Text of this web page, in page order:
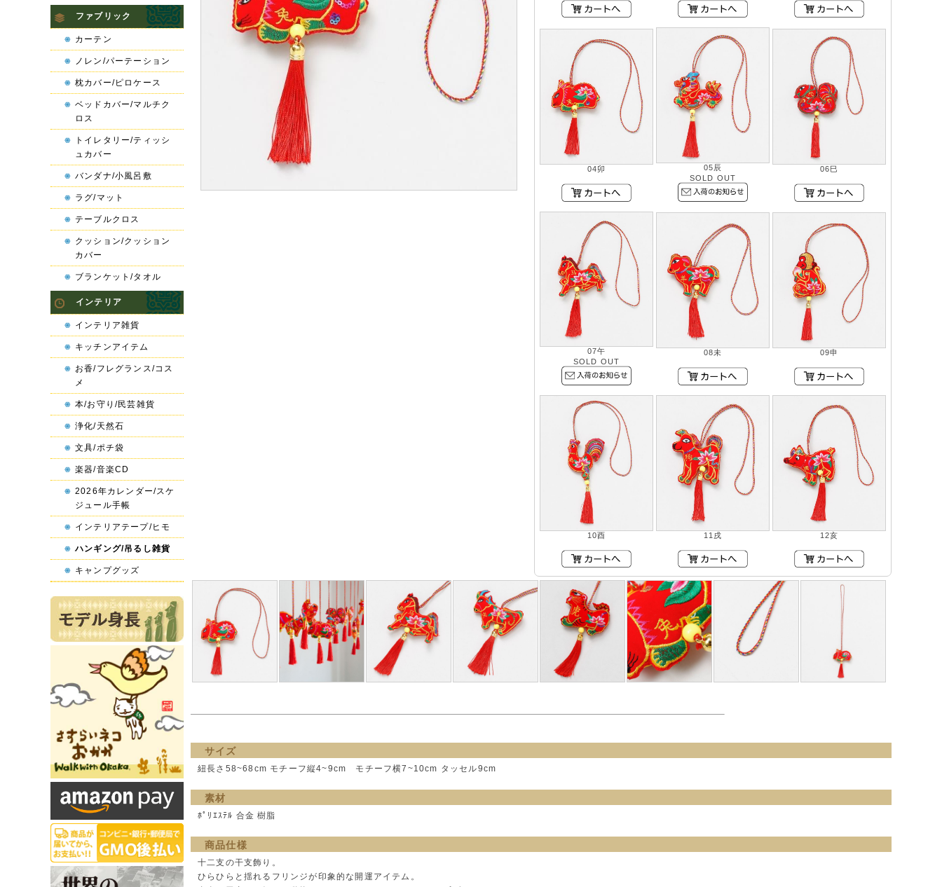
04卯
05辰
SOLD OUT
06巳
07午
SOLD OUT
08未 09申
10酉 11戌 12亥
サイズ
紐長さ58~68cm モチーフ縦4~9cm モチーフ横7~10cm タッセル9cm
素材
ﾎﾟﾘｴｽﾃﾙ 合金 樹脂
商品仕様
十二支の干支飾り。
ひらひらと揺れるフリンジが印象的な開運アイテム。
ファブリック
カーテン
ノレン/パーテーション
枕カバー/ピロケース
ベッドカバー/マルチク
ロス
トイレタリー/ティッシ
ュカバー
バンダナ/小風呂敷
ラグ/マット
テーブルクロス
クッション/クッション
カバー
ブランケット/タオル
インテリア
インテリア雑貨
キッチンアイテム
お香/フレグランス/コス
メ
本/お守り/民芸雑貨
浄化/天然石
文具/ポチ袋
楽器/音楽CD
2026年カレンダー/スケ
ジュール手帳
インテリアテープ/ヒモ
ハンギング/吊るし雑貨
キャンプグッズ